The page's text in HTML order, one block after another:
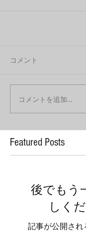
コメント
コメントを追加…
Featured Posts
後でもう
しく
記事が公開さ